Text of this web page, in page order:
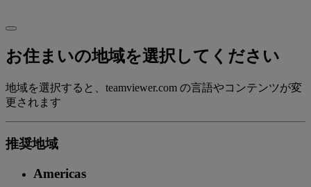
お住まいの地域を選択してください
地域を選択すると、teamviewer.com の言語やコンテンツが変
更されます
推奨地域
Americas